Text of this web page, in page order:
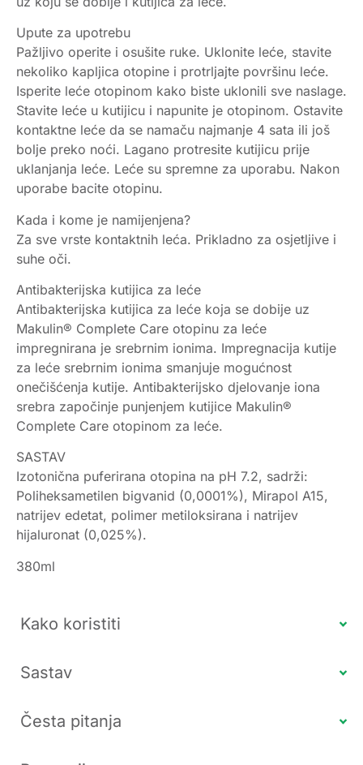
Upute za upotrebu
Pažljivo operite i osušite ruke. Uklonite leće, stavite
nekoliko kapljica otopine i protrljajte površinu leće.
Isperite leće otopinom kako biste uklonili sve naslage.
Stavite leće u kutijicu i napunite je otopinom. Ostavite
kontaktne leće da se namaču najmanje 4 sata ili još
bolje preko noći. Lagano protresite kutijicu prije
uklanjanja leće. Leće su spremne za uporabu. Nakon
uporabe bacite otopinu.
Kada i kome je namijenjena?
Za sve vrste kontaktnih leća. Prikladno za osjetljive i
suhe oči.
Antibakterijska kutijica za leće
Antibakterijska kutijica za leće koja se dobije uz
Makulin® Complete Care otopinu za leće
impregnirana je srebrnim ionima. Impregnacija kutije
za leće srebrnim ionima smanjuje mogućnost
onečišćenja kutije. Antibakterijsko djelovanje iona
srebra započinje punjenjem kutijice Makulin®
Complete Care otopinom za leće.
SASTAV
Izotonična puferirana otopina na pH 7.2, sadrži:
Poliheksametilen bigvanid (0,0001%), Mirapol A15,
natrijev edetat, polimer metiloksirana i natrijev
hijaluronat (0,025%).
380ml
Kako koristiti
Sastav
Česta pitanja